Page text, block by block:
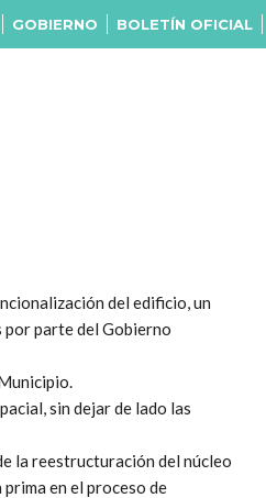
GOBIERNO BOLETÍN OFICIAL
del edificio, un
por parte del Gobierno
sin dejar de lado las
la reestructuración del núcleo
en el proceso de